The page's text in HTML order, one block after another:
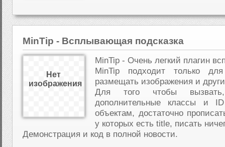
MinTip - Всплывающая подсказка
Нет
изображения
MinTip - Очень легкий плагин
MinTip подходит только
размещать изображения и
Для того чтобы
дополнительные классы и
объектам, достаточно
у которых есть title, писать
Демонстрация и код в полной новости.